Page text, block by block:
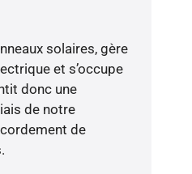
solaires, gère
et s’occupe
donc une
de notre
de